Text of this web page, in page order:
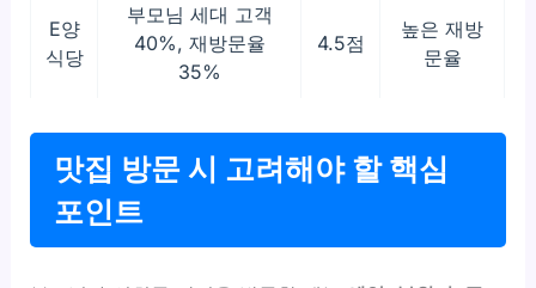
E양
식당
부모님 세대 고객
40%, 재방문율
35%
4.5점
높은 재방
문율
맛집 방문 시 고려해야 할 핵심
포인트